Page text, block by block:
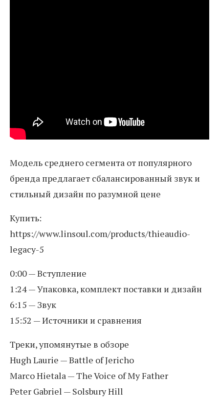
Модель среднего сегмента от популярного
бренда предлагает сбалансированный звук и
стильный дизайн по разумной цене
Купить:
https://www.linsoul.com/products/thieaudio-
legacy-5
0:00 — Вступление
1:24 — Упаковка, комплект поставки и дизайн
6:15 — Звук
15:52 — Источники и сравнения
Треки, упомянутые в обзоре
Hugh Laurie — Battle of Jericho
Marco Hietala — The Voice of My Father
Peter Gabriel — Solsbury Hill